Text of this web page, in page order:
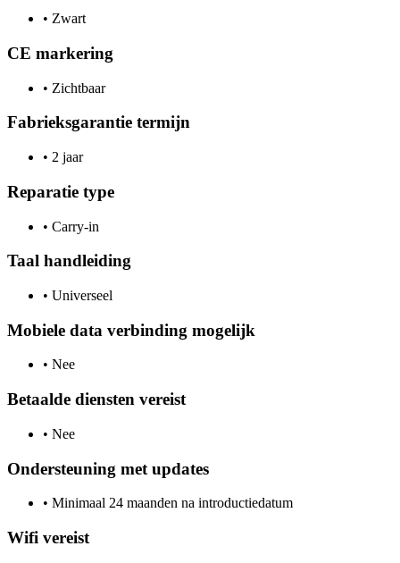
• Zwart
CE markering
• Zichtbaar
Fabrieksgarantie termijn
• 2 jaar
Reparatie type
• Carry-in
Taal handleiding
• Universeel
Mobiele data verbinding mogelijk
• Nee
Betaalde diensten vereist
• Nee
Ondersteuning met updates
• Minimaal 24 maanden na introductiedatum
Wifi vereist